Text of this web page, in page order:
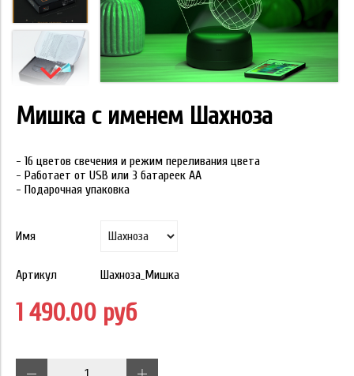
Мишка с именем Шахноза
- 16 цветов свечения и режим переливания цвета
- Работает от USB или 3 батареек АА
- Подарочная упаковка
Имя
Артикул Шахноза_Мишка
1 490.00 руб